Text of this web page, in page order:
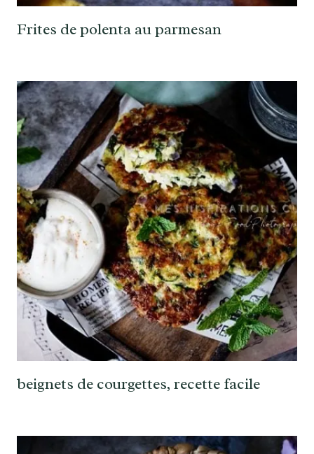
Frites de polenta au parmesan
beignets de courgettes, recette facile